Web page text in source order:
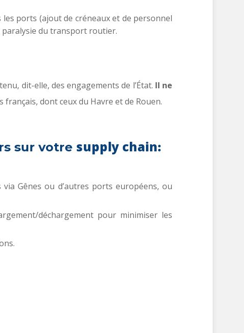
ports (ajout de créneaux et de personnel
du transport routier.
dit-elle, des engagements de l’État. Il ne
français, dont ceux du Havre et de Rouen.
sur votre supply chain:
Gênes ou d’autres ports européens, ou
déchargement pour minimiser les